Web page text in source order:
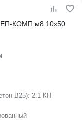
КОМП м8 10х50
B25): 2.1 КН